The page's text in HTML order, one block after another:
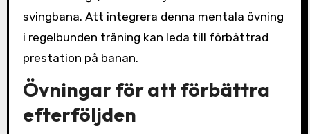
svingbana. Att integrera denna mentala övning
i regelbunden träning kan leda till förbättrad
prestation på banan.
Övningar för att förbättra
efterföljden